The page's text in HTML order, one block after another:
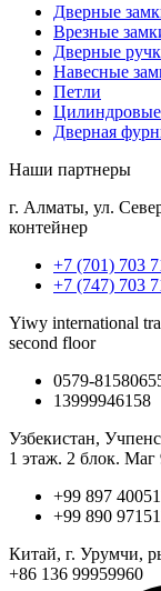
Дверные
Врезные
Дверные
Навесные
Петли
Дверная
Наши партнеры
г. Алматы, ул.
контейнер
+7 (701) 703
+7 (747) 703
Yiwy international
second floor
0579-
13999946158
Узбекистан,
1 этаж. 2 блок. Маг
+99 897
+99 890
Китай, г. Урумчи,
+86 136 99959960